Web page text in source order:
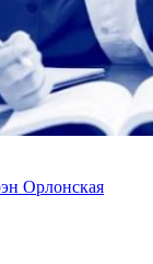
Орлонская